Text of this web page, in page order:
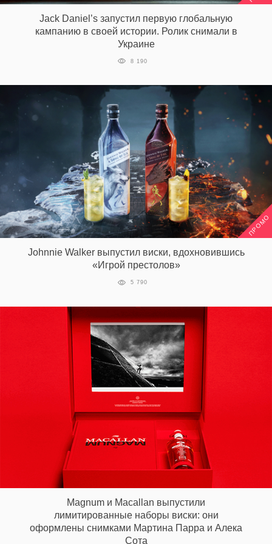
Jack Daniel’s запустил первую глобальную
кампанию в своей истории. Ролик снимали в
Украине
8 190
ПРОМО
Johnnie Walker выпустил виски, вдохновившись
«Игрой престолов»
5 790
Magnum и Macallan выпустили
лимитированные наборы виски: они
оформлены снимками Мартина Парра и Алека
Сота